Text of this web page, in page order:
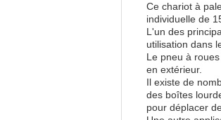
Ce chariot à
individuelle de
L'un des
utilisation dans
Le pneu à
en extérieur.
Il existe de
des boîtes
pour déplacer